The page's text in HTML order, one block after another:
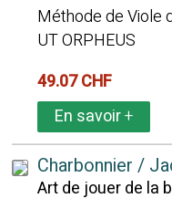
Méthode de Viole
UT ORPHEUS
49.07 CHF
En savoir+
Charbonnier /
Art de jouer de la